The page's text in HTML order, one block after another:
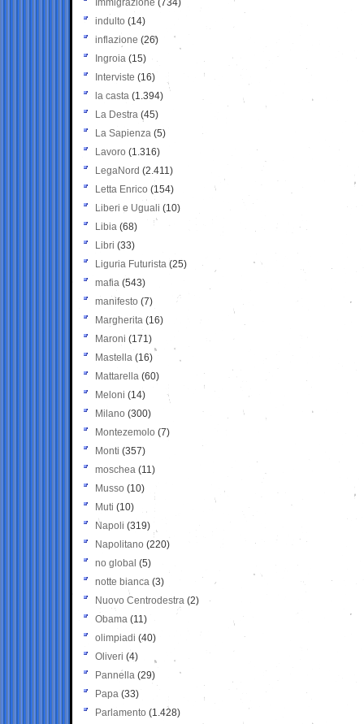
Immigrazione (734)
indulto (14)
inflazione (26)
Ingroia (15)
Interviste (16)
la casta (1.394)
La Destra (45)
La Sapienza (5)
Lavoro (1.316)
LegaNord (2.411)
Letta Enrico (154)
Liberi e Uguali (10)
Libia (68)
Libri (33)
Liguria Futurista (25)
mafia (543)
manifesto (7)
Margherita (16)
Maroni (171)
Mastella (16)
Mattarella (60)
Meloni (14)
Milano (300)
Montezemolo (7)
Monti (357)
moschea (11)
Musso (10)
Muti (10)
Napoli (319)
Napolitano (220)
no global (5)
notte bianca (3)
Nuovo Centrodestra (2)
Obama (11)
olimpiadi (40)
Oliveri (4)
Pannella (29)
Papa (33)
Parlamento (1.428)